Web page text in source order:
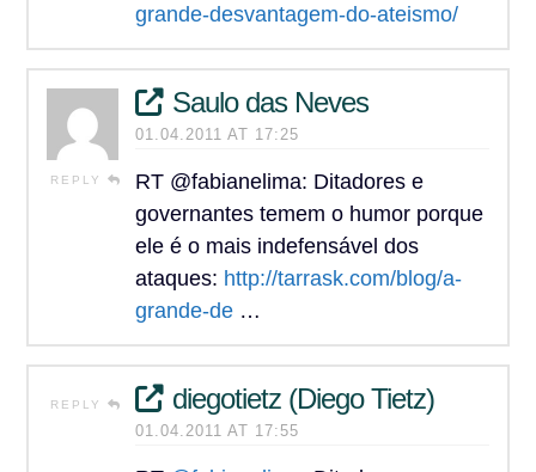
grande-desvantagem-do-ateismo/
REPLY
Saulo das Neves
01.04.2011 AT 17:25
RT @fabianelima: Ditadores e
governantes temem o humor porque
ele é o mais indefensável dos
ataques: http://tarrask.com/blog/a-
grande-de …
REPLY diegotietz (Diego Tietz)
01.04.2011 AT 17:55